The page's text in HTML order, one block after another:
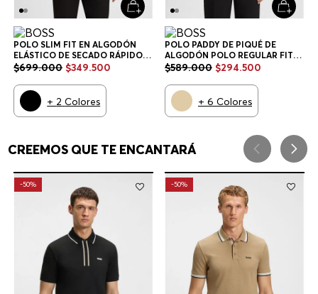
POLO SLIM FIT EN ALGODÓN
ELÁSTICO DE SECADO RÁPIDO
POLO SLIM FIT HOMBRE
$699.000 $349.500
+ 2 Colores
POLO PADDY DE PIQUÉ DE
ALGODÓN POLO REGULAR FIT
HOMBRE
$589.000 $294.500
+ 6 Colores
CREEMOS QUE TE ENCANTARÁ
-50% -50%